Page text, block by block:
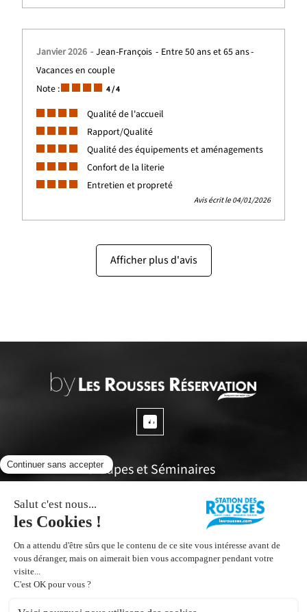
Janvier 2026 Jean-François
Entre 50 ans et 65 ans
Vacances en couple
Note :
4/ 4
Qualité de l'accueil
Rapport/Qualité
Qualité des équipements et aménagements
Confort de la literie
Entretien et propreté
Avis écrit le 04/01/2026
Afficher plus d'avis
Groupes et Séminaires
Espace propriétaires
Office de tourisme
Inscrivez vous à notre Newsletter